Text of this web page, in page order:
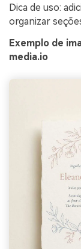
Dica de uso:
organizar
Exemplo de
media.io